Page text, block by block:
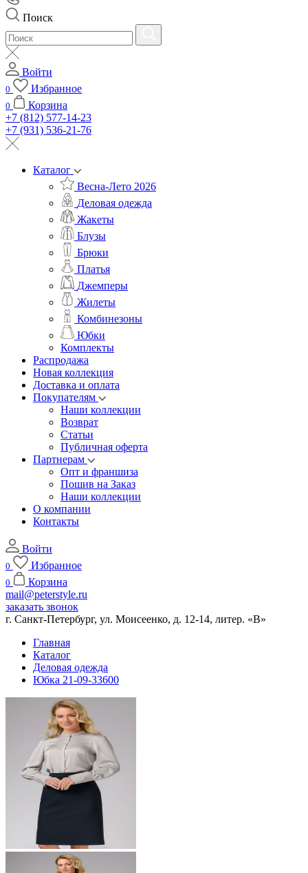
Поиск
Войти
0 Избранное
0
Корзина
+7 (812) 577-14-23
+7 (931) 536-21-76
Каталог
Весна-Лето 2026
Деловая одежда
Жакеты
Блузы
Брюки
Платья
Джемперы
Жилеты
Комбинезоны
Юбки
Комплекты
Распродажа
Новая коллекция
Доставка и оплата
Покупателям
Наши коллекции
Возврат
Статьи
Публичная оферта
Партнерам
Опт и франшиза
Пошив на Заказ
Наши коллекции
О компании
Контакты
Войти
0 Избранное
0
Корзина
mail@peterstyle.ru
заказать звонок
г. Санкт-Петербург, ул. Моисеенко, д. 12-14, литер. «В»
Главная
Каталог
Деловая одежда
Юбка 21-09-33600